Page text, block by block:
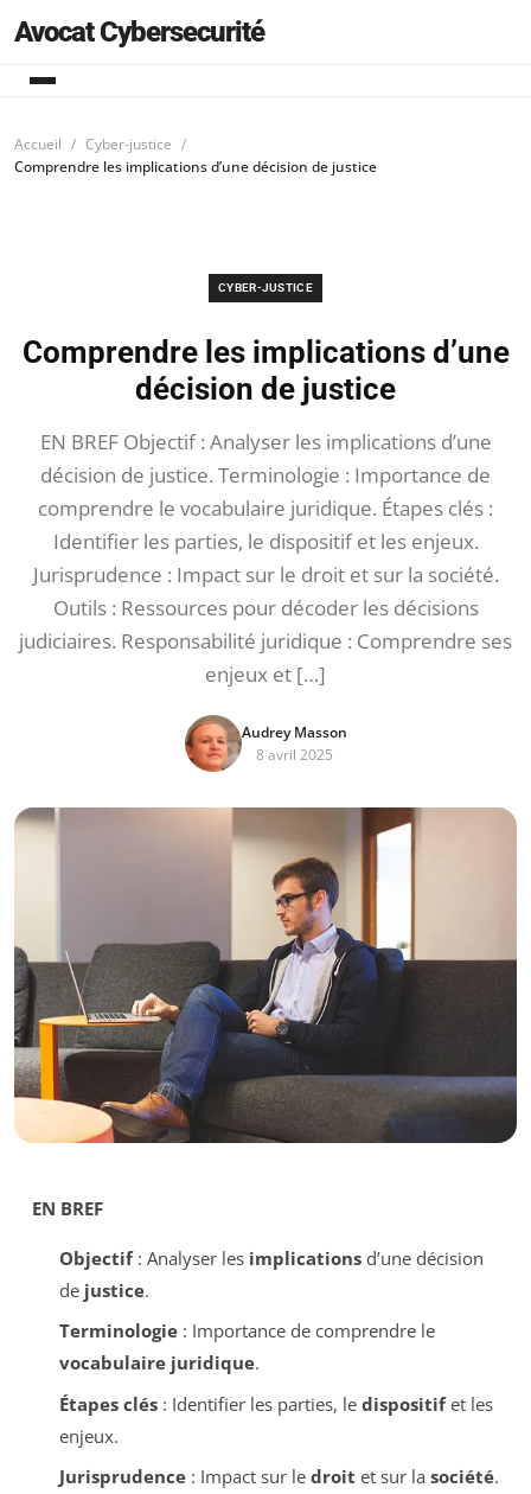
Avocat Cybersecurité
Accueil
Cyber-justice
Comprendre les implications d’une décision de justice
CYBER-JUSTICE
Comprendre les implications d’une
décision de justice
EN BREF Objectif : Analyser les implications d’une
décision de justice. Terminologie : Importance de
comprendre le vocabulaire juridique. Étapes clés :
Identifier les parties, le dispositif et les enjeux.
Jurisprudence : Impact sur le droit et sur la société.
Outils : Ressources pour décoder les décisions
judiciaires. Responsabilité juridique : Comprendre ses
enjeux et […]
Audrey Masson
8 avril 2025
EN BREF
Objectif: Analyser les implicationsd’une décision
de justice.
Terminologie: Importance de comprendre le
vocabulaire juridique.
Étapes clés: Identifier les parties, le dispositifet les
enjeux.
Jurisprudence: Impact sur le droit et sur la société.